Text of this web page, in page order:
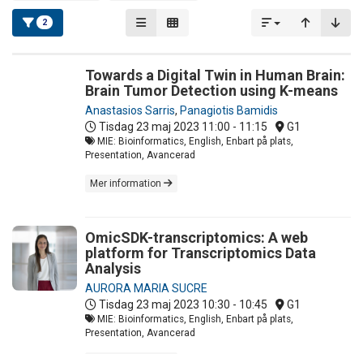
2
Towards a Digital Twin in Human Brain:
Brain Tumor Detection using K-means
Anastasios Sarris, Panagiotis Bamidis
Tisdag 23 maj 2023 11:00 - 11:15 G1
MIE: Bioinformatics, English, Enbart på plats,
Presentation, Avancerad
Mer information
OmicSDK-transcriptomics: A web
platform for Transcriptomics Data
Analysis
AURORA MARIA SUCRE
Tisdag 23 maj 2023 10:30 - 10:45 G1
MIE: Bioinformatics, English, Enbart på plats,
Presentation, Avancerad